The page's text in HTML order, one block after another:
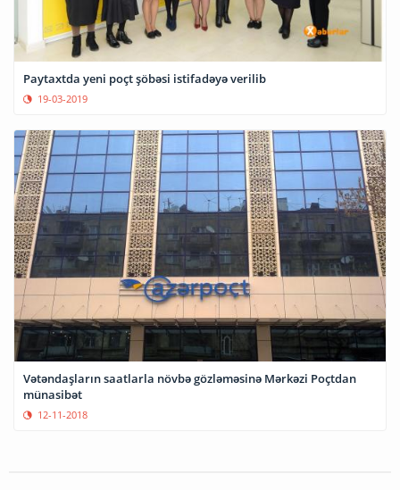
Paytaxtda yeni poçt şöbəsi istifadəyə verilib
19-03-2019
Vətəndaşların saatlarla növbə gözləməsinə Mərkəzi Poçtdan
münasibət
12-11-2018